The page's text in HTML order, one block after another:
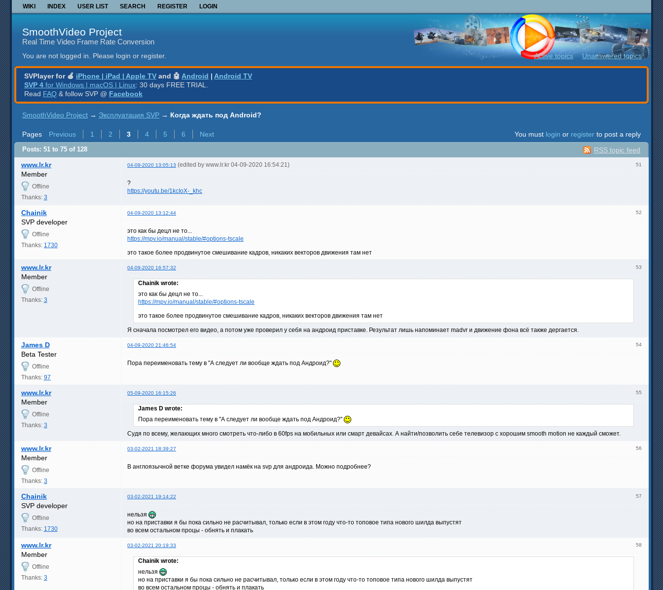
WIKI INDEX USER LIST SEARCH REGISTER LOGIN
SmoothVideo Project
Real Time Video Frame Rate Conversion
You are not logged in. Please login or register. Active topics Unanswered topics
SVPlayer for 🍎 iPhone | iPad | Apple TV and 🤖 Android | Android TV
SVP 4 for Windows | macOS | Linux: 30 days FREE TRIAL.
Read FAQ & follow SVP @ Facebook
SmoothVideo Project → Эксплуатация SVP → Когда ждать под Android?
Pages Previous 1 2 3 4 5 6 Next You must login or register to post a reply
RSS topic feed
Posts: 51 to 75 of 128
51
www.lr.kr 04-09-2020 13:05:13 (edited by www.lr.kr 04-09-2020 16:54:21)
Member
Offline
Thanks: 3
?
https://youtu.be/1kcIoX-_khc
52
Chainik 04-09-2020 13:12:44
SVP developer
Offline
Thanks: 1730
это как бы децл не то...
https://mpv.io/manual/stable/#options-tscale
это такое более продвинутое смешивание кадров, никаких векторов движения там нет
53
www.lr.kr 04-09-2020 16:57:32
Member
Offline
Thanks: 3
Chainik wrote:
это как бы децл не то...
https://mpv.io/manual/stable/#options-tscale
это такое более продвинутое смешивание кадров, никаких векторов движения там нет
Я сначала посмотрел его видео, а потом уже проверил у себя на андроид приставке. Результат лишь напоминает madvr и движение фона всё также дергается.
54
James D 04-09-2020 21:46:54
Beta Tester
Offline
Thanks: 97
Пора переименовать тему в "А следует ли вообще ждать под Андроид?"
55
www.lr.kr 05-09-2020 16:15:26
Member
Offline
Thanks: 3
James D wrote:
Пора переименовать тему в "А следует ли вообще ждать под Андроид?"
Судя по всему, желающих много смотреть что-либо в 60fps на мобильных или смарт девайсах. А найти/позволить себе телевизор с хорошим smooth motion не каждый сможет.
56
www.lr.kr 03-02-2021 18:39:27
Member
Offline
Thanks: 3
В англоязычной ветке форума увидел намёк на svp для андроида. Можно подробнее?
57
Chainik 03-02-2021 19:14:22
SVP developer
Offline
Thanks: 1730
нельзя
но на приставки я бы пока сильно не расчитывал, только если в этом году что-то топовое типа нового шилда выпустят
во всем остальном процы - обнять и плакать
58
www.lr.kr 03-02-2021 20:19:33
Member
Offline
Thanks: 3
Chainik wrote:
нельзя
но на приставки я бы пока сильно не расчитывал, только если в этом году что-то топовое типа нового шилда выпустят
во всем остальном процы - обнять и плакать